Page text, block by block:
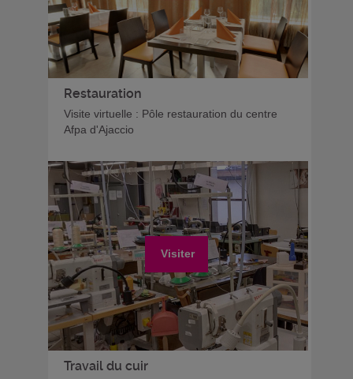
Restauration
Visite virtuelle : Pôle restauration du centre
Afpa d'Ajaccio
Visiter
Travail du cuir